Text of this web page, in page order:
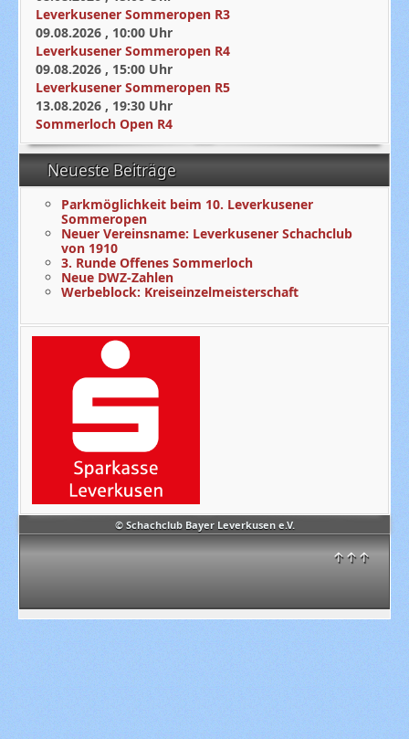
© Schachclub Bayer Leverkusen e.V.
↑↑↑
Leverkusener Sommeropen R3
09.08.2026 , 10:00 Uhr
Leverkusener Sommeropen R4
09.08.2026 , 15:00 Uhr
Leverkusener Sommeropen R5
13.08.2026 , 19:30 Uhr
Sommerloch Open R4
Neueste Beiträge
Parkmöglichkeit beim 10. Leverkusener
Sommeropen
Neuer Vereinsname: Leverkusener Schachclub
von 1910
3. Runde Offenes Sommerloch
Neue DWZ-Zahlen
Werbeblock: Kreiseinzelmeisterschaft